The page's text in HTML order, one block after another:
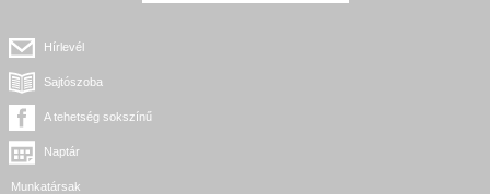
Hírlevél
Sajtószoba
A tehetség sokszínű
Naptár
Munkatársak